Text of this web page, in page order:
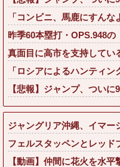
「コンビニ、馬鹿にすん
昨季60本塁打・OPS.948の
真面目に高市を支持してい
「ロシアによるハンティ
【悲報】ジャンプ、つい
ジャングリア沖縄、イマー
フェルスタッペンとレッド
【動画】仲間に花火を水